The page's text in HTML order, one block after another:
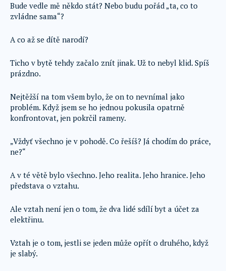
Bude vedle mě někdo stát? Nebo budu pořád „ta, co to
zvládne sama“?
A co až se dítě narodí?
Ticho v bytě tehdy začalo znít jinak. Už to nebyl klid. Spíš
prázdno.
Nejtěžší na tom všem bylo, že on to nevnímal jako
problém. Když jsem se ho jednou pokusila opatrně
konfrontovat, jen pokrčil rameny.
„Vždyť všechno je v pohodě. Co řešíš? Já chodím do práce,
ne?“
A v té větě bylo všechno. Jeho realita. Jeho hranice. Jeho
představa o vztahu.
Ale vztah není jen o tom, že dva lidé sdílí byt a účet za
elektřinu.
Vztah je o tom, jestli se jeden může opřít o druhého, když
je slabý.